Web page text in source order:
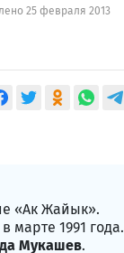
25 февраля 2013
«Ак Жайык».
марте 1991 года.
Мукашев.